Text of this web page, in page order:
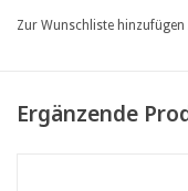
Zur Wunschliste hinzufügen
Ergänzende